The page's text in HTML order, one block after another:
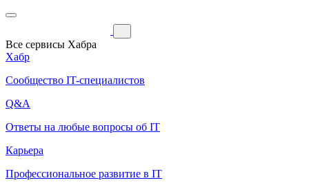
Все сервисы Хабра
Хабр
Сообщество IT-специалистов
Q&A
Ответы на любые вопросы об IT
Карьера
Профессиональное развитие в IT